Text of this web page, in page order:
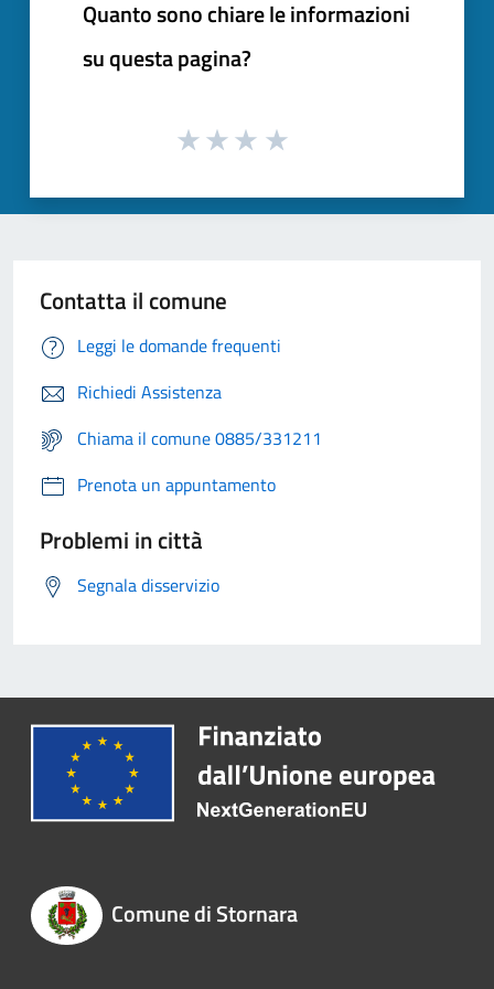
Quanto sono chiare le informazioni
su questa pagina?
Contatta il comune
Leggi le domande frequenti
Richiedi Assistenza
Chiama il comune 0885/331211
Prenota un appuntamento
Problemi in città
Segnala disservizio
Comune di Stornara